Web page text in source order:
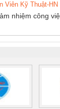
Viên Kỹ Thuật-HN
nhiệm công